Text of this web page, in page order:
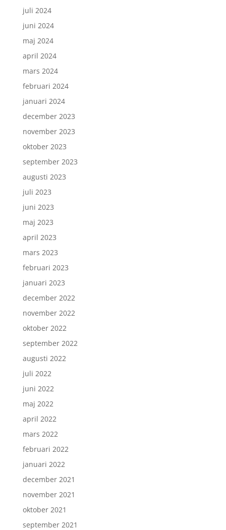
juli 2024
juni 2024
maj 2024
april 2024
mars 2024
februari 2024
januari 2024
december 2023
november 2023
oktober 2023
september 2023
augusti 2023
juli 2023
juni 2023
maj 2023
april 2023
mars 2023
februari 2023
januari 2023
december 2022
november 2022
oktober 2022
september 2022
augusti 2022
juli 2022
juni 2022
maj 2022
april 2022
mars 2022
februari 2022
januari 2022
december 2021
november 2021
oktober 2021
september 2021